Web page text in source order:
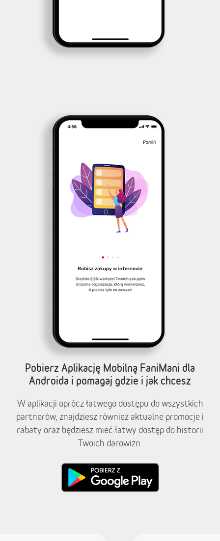
Pobierz Aplikację Mobilną FaniMani dla
Androida i pomagaj gdzie i jak chcesz
W aplikacji oprócz łatwego dostępu do wszystkich
partnerów, znajdziesz również aktualne promocje i
rabaty oraz będziesz mieć łatwy dostęp do historii
Twoich darowizn.